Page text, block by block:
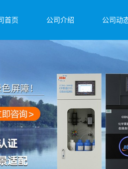
首页 公司介绍 公司动